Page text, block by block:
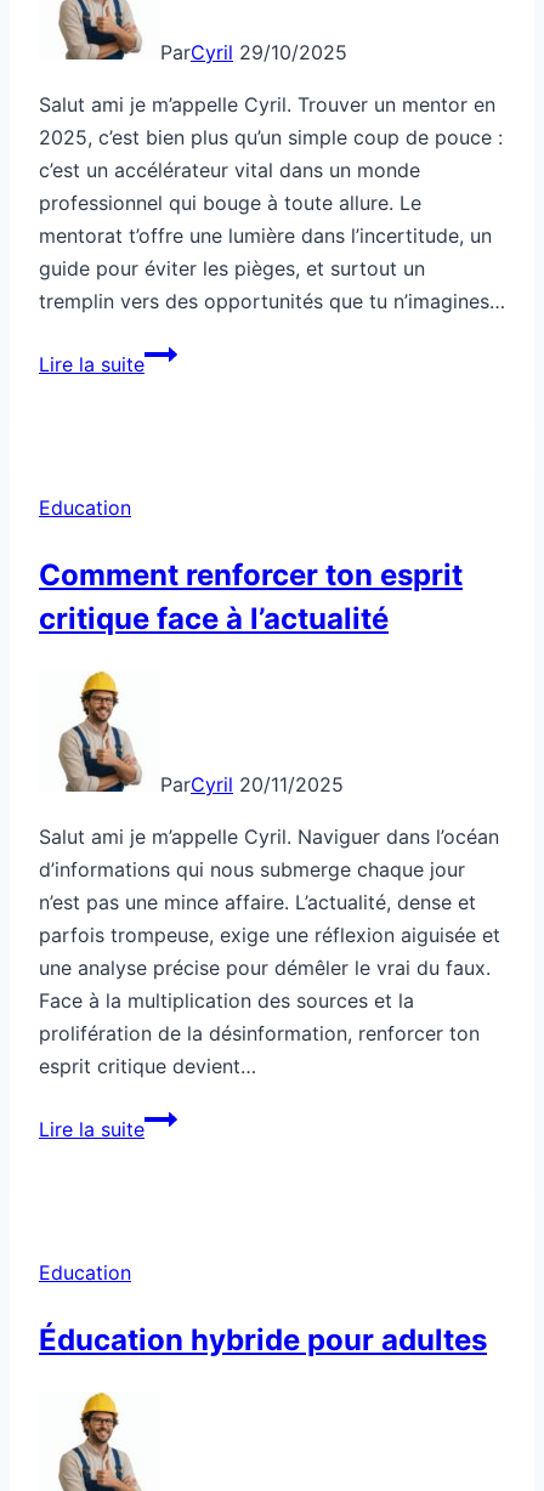
ParCyril 29/10/2025
Salut ami je m’appelle Cyril. Trouver un mentor en
2025, c’est bien plus qu’un simple coup de pouce :
c’est un accélérateur vital dans un monde
professionnel qui bouge à toute allure. Le
mentorat t’offre une lumière dans l’incertitude, un
guide pour éviter les pièges, et surtout un
tremplin vers des opportunités que tu n’imagines…
Lire la suiteComment
carrière
Education
Comment renforcer ton esprit
critique face à l’actualité
ParCyril 20/11/2025
Salut ami je m’appelle Cyril. Naviguer dans l’océan
d’informations qui nous submerge chaque jour
n’est pas une mince affaire. L’actualité, dense et
parfois trompeuse, exige une réflexion aiguisée et
une analyse précise pour démêler le vrai du faux.
Face à la multiplication des sources et la
prolifération de la désinformation, renforcer ton
esprit critique devient…
Lire la suiteComment
l’actualité
Education
Éducation hybride pour adultes